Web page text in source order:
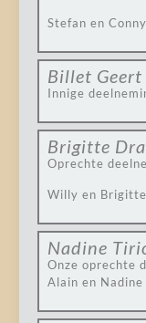
Stefan en Conny
Billet Geert
Innige
Brigitte
Oprechte
Willy en
Nadine
Onze oprechte
Alain en Nadine